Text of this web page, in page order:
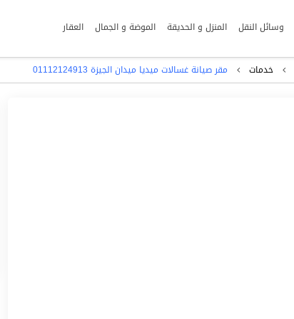
وسائل النقل المنزل و الحديقة الموضة و الجمال العقار
خدمات مقر صيانة غسالات ميديا ميدان الجيزة 01112124913